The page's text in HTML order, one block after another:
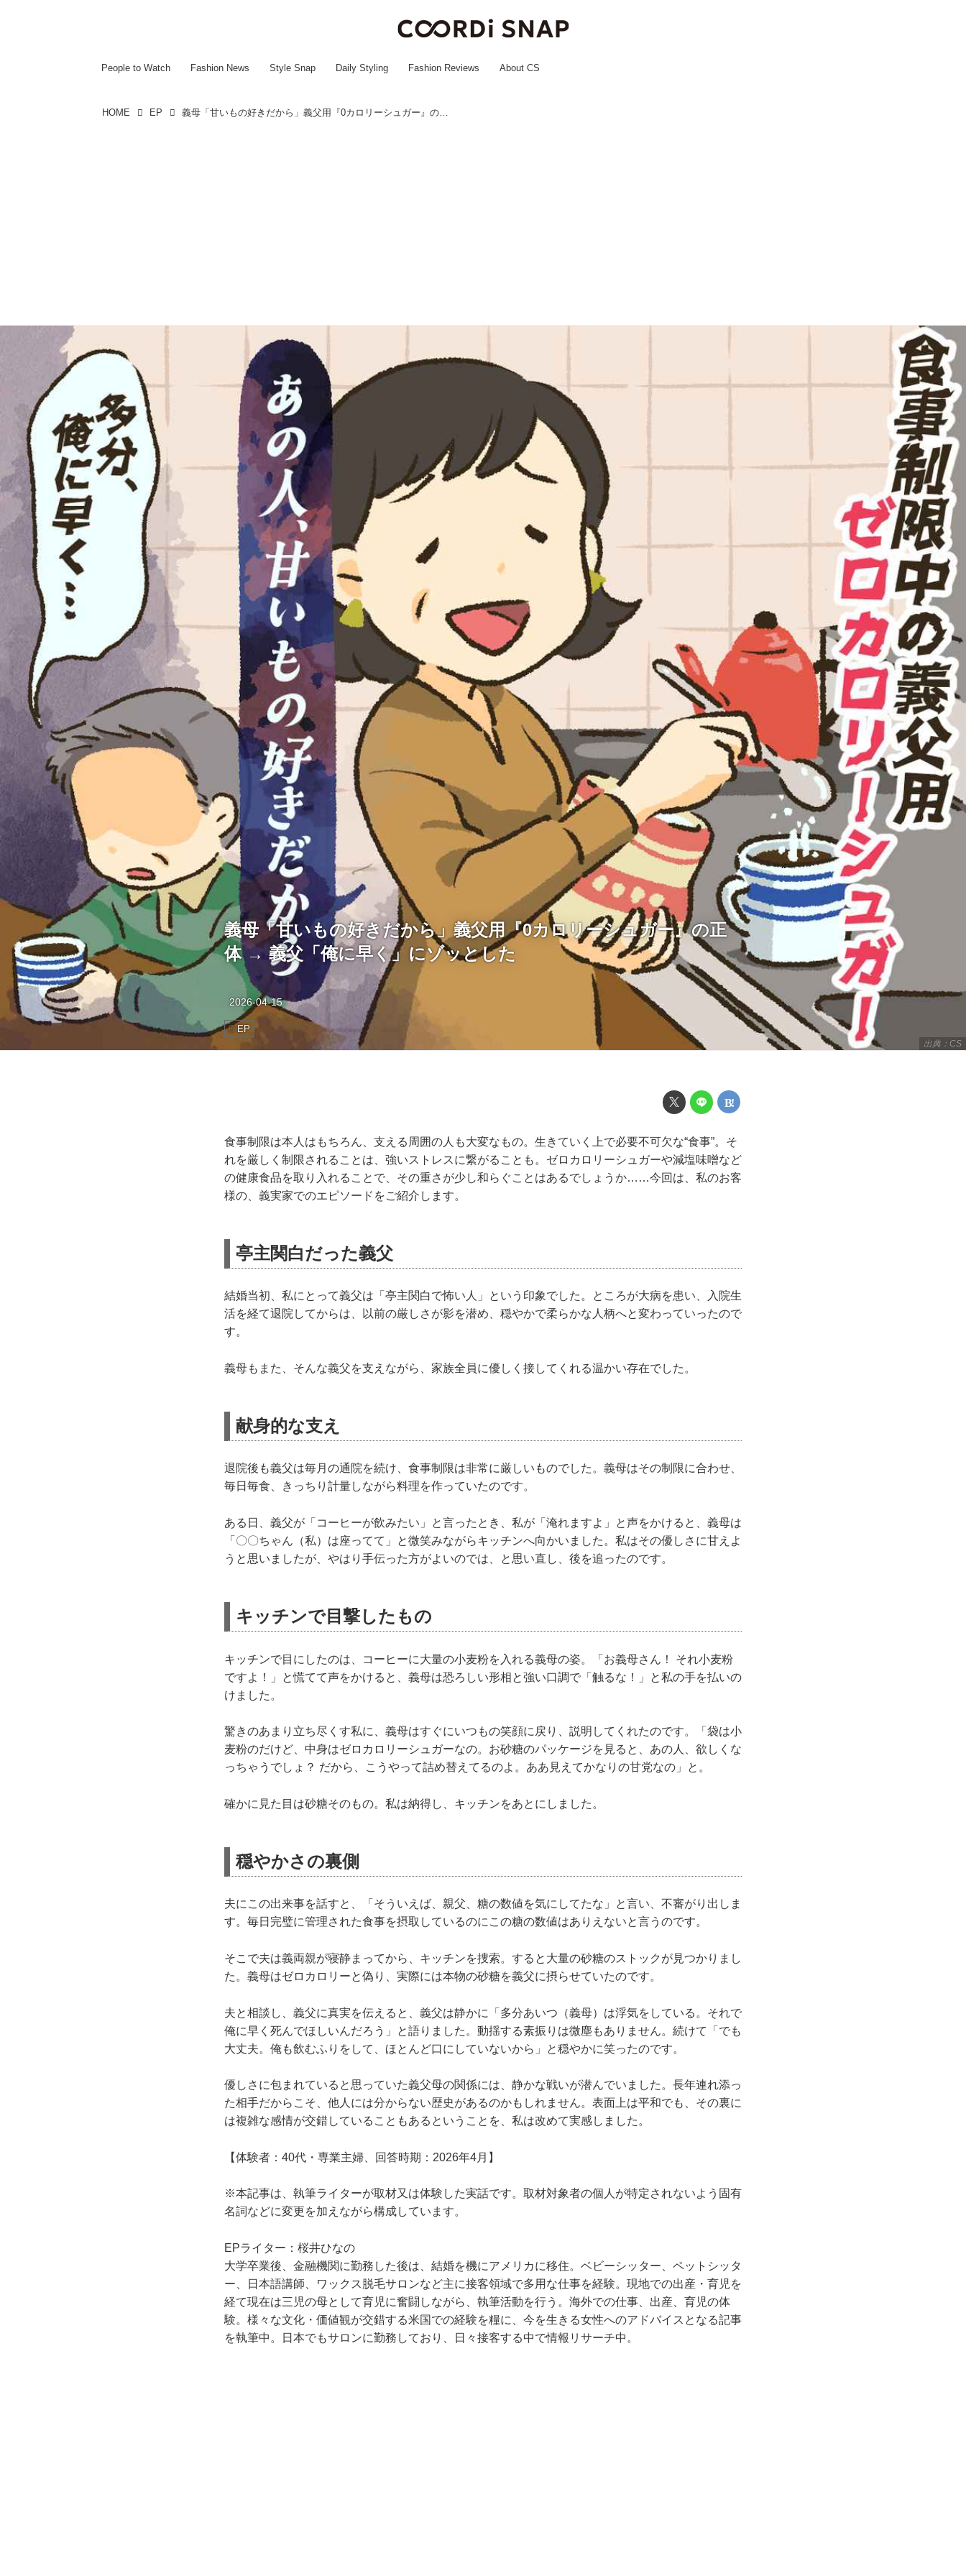
People to Watch Fashion News Style Snap Daily Styling Fashion Reviews About CS
HOME EP 義母「甘いもの好きだから」義父用『0カロリーシュガー』の正体 → 義父「俺に早く」にゾッとした
出典：CS
義母「甘いもの好きだから」義父用『0カロリーシュガー』の正
体 → 義父「俺に早く」にゾッとした
2026-04-15
EP
食事制限は本人はもちろん、支える周囲の人も大変なもの。生きていく上で必要不可欠な“食事”。そ
れを厳しく制限されることは、強いストレスに繋がることも。ゼロカロリーシュガーや減塩味噌など
の健康食品を取り入れることで、その重さが少し和らぐことはあるでしょうか……今回は、私のお客
様の、義実家でのエピソードをご紹介します。
亭主関白だった義父
結婚当初、私にとって義父は「亭主関白で怖い人」という印象でした。ところが大病を患い、入院生
活を経て退院してからは、以前の厳しさが影を潜め、穏やかで柔らかな人柄へと変わっていったので
す。
義母もまた、そんな義父を支えながら、家族全員に優しく接してくれる温かい存在でした。
献身的な支え
退院後も義父は毎月の通院を続け、食事制限は非常に厳しいものでした。義母はその制限に合わせ、
毎日毎食、きっちり計量しながら料理を作っていたのです。
ある日、義父が「コーヒーが飲みたい」と言ったとき、私が「淹れますよ」と声をかけると、義母は
「〇〇ちゃん（私）は座ってて」と微笑みながらキッチンへ向かいました。私はその優しさに甘えよ
うと思いましたが、やはり手伝った方がよいのでは、と思い直し、後を追ったのです。
キッチンで目撃したもの
キッチンで目にしたのは、コーヒーに大量の小麦粉を入れる義母の姿。「お義母さん！ それ小麦粉
ですよ！」と慌てて声をかけると、義母は恐ろしい形相と強い口調で「触るな！」と私の手を払いの
けました。
驚きのあまり立ち尽くす私に、義母はすぐにいつもの笑顔に戻り、説明してくれたのです。「袋は小
麦粉のだけど、中身はゼロカロリーシュガーなの。お砂糖のパッケージを見ると、あの人、欲しくな
っちゃうでしょ？ だから、こうやって詰め替えてるのよ。ああ見えてかなりの甘党なの」と。
確かに見た目は砂糖そのもの。私は納得し、キッチンをあとにしました。
穏やかさの裏側
夫にこの出来事を話すと、「そういえば、親父、糖の数値を気にしてたな」と言い、不審がり出しま
す。毎日完璧に管理された食事を摂取しているのにこの糖の数値はありえないと言うのです。
そこで夫は義両親が寝静まってから、キッチンを捜索。すると大量の砂糖のストックが見つかりまし
た。義母はゼロカロリーと偽り、実際には本物の砂糖を義父に摂らせていたのです。
夫と相談し、義父に真実を伝えると、義父は静かに「多分あいつ（義母）は浮気をしている。それで
俺に早く死んでほしいんだろう」と語りました。動揺する素振りは微塵もありません。続けて「でも
大丈夫。俺も飲むふりをして、ほとんど口にしていないから」と穏やかに笑ったのです。
優しさに包まれていると思っていた義父母の関係には、静かな戦いが潜んでいました。長年連れ添っ
た相手だからこそ、他人には分からない歴史があるのかもしれません。表面上は平和でも、その裏に
は複雑な感情が交錯していることもあるということを、私は改めて実感しました。
【体験者：40代・専業主婦、回答時期：2026年4月】
※本記事は、執筆ライターが取材又は体験した実話です。取材対象者の個人が特定されないよう固有
名詞などに変更を加えながら構成しています。
EPライター：桜井ひなの
大学卒業後、金融機関に勤務した後は、結婚を機にアメリカに移住。ベビーシッター、ペットシッタ
ー、日本語講師、ワックス脱毛サロンなど主に接客領域で多用な仕事を経験。現地での出産・育児を
経て現在は三児の母として育児に奮闘しながら、執筆活動を行う。海外での仕事、出産、育児の体
験。様々な文化・価値観が交錯する米国での経験を糧に、今を生きる女性へのアドバイスとなる記事
を執筆中。日本でもサロンに勤務しており、日々接客する中で情報リサーチ中。